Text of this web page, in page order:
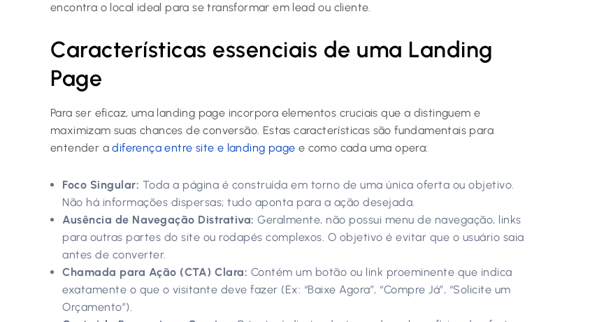
encontra o local ideal para se transformar em lead ou cliente.
Características essenciais de uma Landing
Page
Para ser eficaz, uma landing page incorpora elementos cruciais que a distinguem e
maximizam suas chances de conversão. Estas características são fundamentais para
entender adiferença entre site e landing page e como cada uma opera:
Foco Singular: Toda a página é construída em torno de uma única oferta ou objetivo.
Não há informações dispersas; tudo aponta para a ação desejada.
Ausência de Navegação Distrativa: Geralmente, não possui menu de navegação, links
para outras partes do site ou rodapés complexos. O objetivo é evitar que o usuário saia
antes de converter.
Chamada para Ação (CTA) Clara: Contém um botão ou link proeminente que indica
exatamente o que o visitante deve fazer (Ex: “Baixe Agora”, “Compre Já”, “Solicite um
Orçamento”).